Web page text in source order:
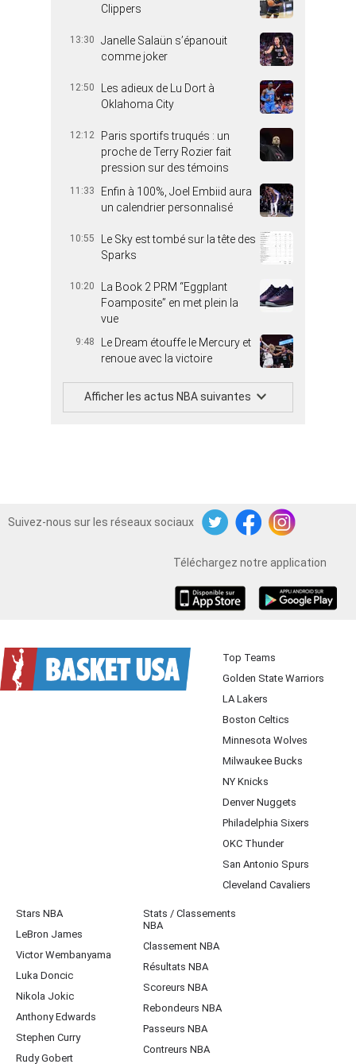
Clippers
13:30
Janelle Salaün s’épanouit
comme joker
12:50
Les adieux de Lu Dort à
Oklahoma City
12:12
Paris sportifs truqués : un
proche de Terry Rozier fait
pression sur des témoins
11:33
Enfin à 100%, Joel Embiid aura
un calendrier personnalisé
10:55
Le Sky est tombé sur la tête des
Sparks
10:20
La Book 2 PRM “Eggplant
Foamposite” en met plein la
vue
9:48
Le Dream étouffe le Mercury et
renoue avec la victoire
Afficher les actus NBA suivantes
Suivez-nous sur les réseaux sociaux
TwitterFacebookInstagram
Téléchargez notre application
Top Teams
Golden State Warriors
LA Lakers
Boston Celtics
Minnesota Wolves
Milwaukee Bucks
NY Knicks
Denver Nuggets
Philadelphia Sixers
OKC Thunder
San Antonio Spurs
Cleveland Cavaliers
Stars NBA
LeBron James
Victor Wembanyama
Luka Doncic
Nikola Jokic
Anthony Edwards
Stephen Curry
Rudy Gobert
Stats / Classements
NBA
Classement NBA
Résultats NBA
Scoreurs NBA
Rebondeurs NBA
Passeurs NBA
Contreurs NBA